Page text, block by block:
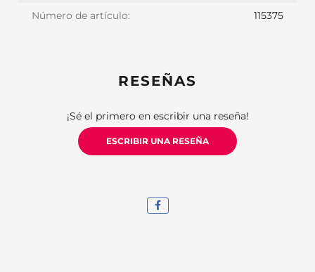
Número de artículo:
115375
RESEÑAS
¡Sé el primero en escribir una reseña!
ESCRIBIR UNA RESEÑA